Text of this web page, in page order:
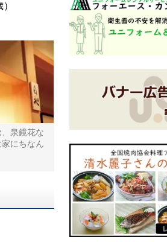
泉鏡花な
にちなん